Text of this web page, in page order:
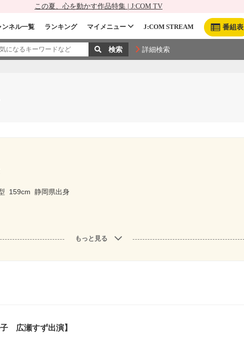
この夏、心を動かす作品特集 | J:COM TV
番組表
ンネル一覧 ランキング マイメニュー J:COM STREAM
詳細検索
159cm 静岡県出身
もっと見る
広瀬すず出演】